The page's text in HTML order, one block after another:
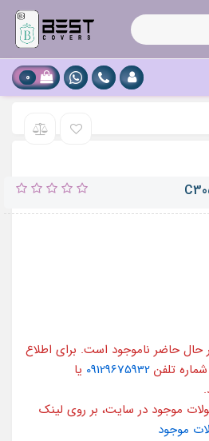
0
حاضر ناموجود است. برای اطلاع
تلفن 09129675932 یا
موجود در سایت، بر روی لینک
موجود